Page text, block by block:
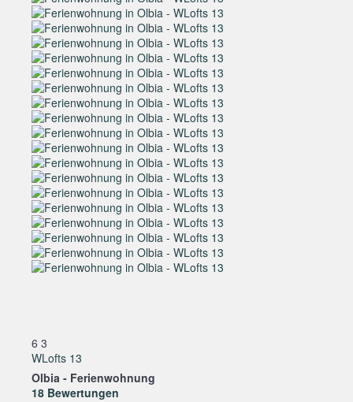
6 3
WLofts 13
Olbia - Ferienwohnung
18 Bewertungen